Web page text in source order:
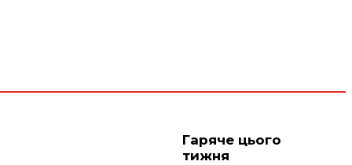
Гаряче цього
тижня